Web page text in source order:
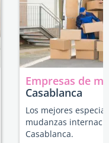
Empresas de
Casablanca
Los mejores
mudanzas
Casablanca.